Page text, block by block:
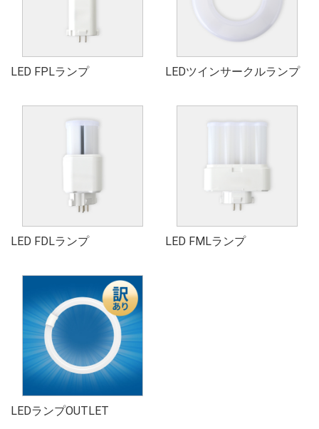
LED FPLランプ LEDツインサークルランプ
LED FDLランプ LED FMLランプ
LEDランプOUTLET